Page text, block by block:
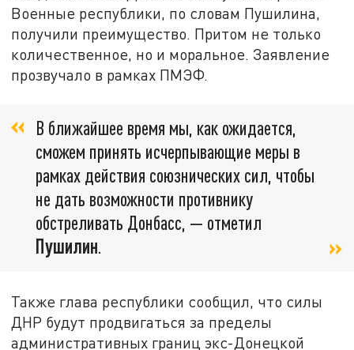
Военные республики, по словам Пушилина,
получили преимущество. Притом не только
количественное, но и моральное. Заявление
прозвучало в рамках ПМЭФ.
В ближайшее время мы, как ожидается,
сможем принять исчерпывающие меры в
рамках действия союзнических сил, чтобы
не дать возможности противнику
обстреливать Донбасс, — отметил
Пушилин.
Также глава республики сообщил, что силы
ДНР будут продвигаться за пределы
административных границ экс-Донецкой